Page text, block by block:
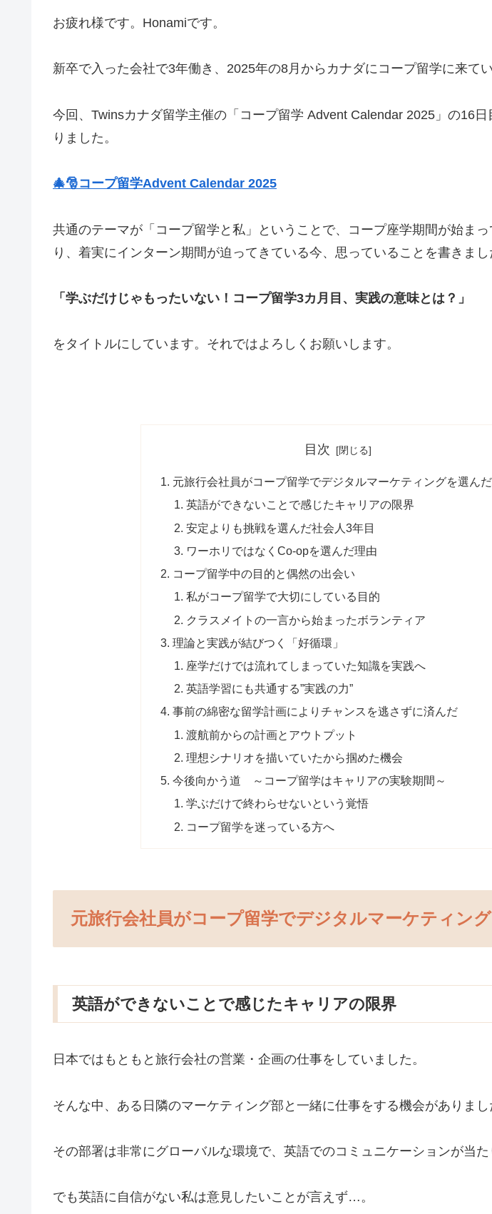
お疲れ様です。Honamiです。
新卒で入った会社で3年働き、2025年の8月からカナダにコープ留学に来てい
今回、Twinsカナダ留学主催の「コープ留学 Advent Calendar 2025」の16
りました。
🎄🎅コープ留学Advent Calendar 2025
共通のテーマが「コープ留学と私」ということで、コープ座学期間が始ま
り、着実にインターン期間が迫ってきている今、思っていることを書きまし
「学ぶだけじゃもったいない！コープ留学3カ月目、実践の意味とは？」
をタイトルにしています。それではよろしくお願いします。
目次
元旅行会社員がコープ留学でデジタルマーケティングを選ん
英語ができないことで感じたキャリアの限界
安定よりも挑戦を選んだ社会人3年目
ワーホリではなくCo-opを選んだ理由
コープ留学中の目的と偶然の出会い
私がコープ留学で大切にしている目的
クラスメイトの一言から始まったボランティア
理論と実践が結びつく「好循環」
座学だけでは流れてしまっていた知識を実践へ
英語学習にも共通する”実践の力”
事前の綿密な留学計画によりチャンスを逃さずに済んだ
渡航前からの計画とアウトプット
理想シナリオを描いていたから掴めた機会
今後向かう道 ～コープ留学はキャリアの実験期間～
学ぶだけで終わらせないという覚悟
コープ留学を迷っている方へ
元旅行会社員がコープ留学でデジタルマーケティン
英語ができないことで感じたキャリアの限界
日本ではもともと旅行会社の営業・企画の仕事をしていました。
そんな中、ある日隣のマーケティング部と一緒に仕事をする機会がありまし
その部署は非常にグローバルな環境で、 英語でのコミュニケーションが当た
でも英語に自信がない私は意見したいことが言えず…。